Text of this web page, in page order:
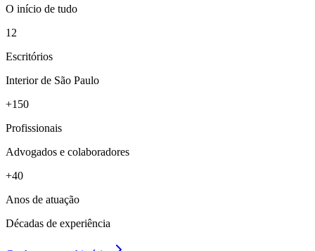
O início de tudo
12
Escritórios
Interior de São Paulo
+150
Profissionais
Advogados e colaboradores
+40
Anos de atuação
Décadas de experiência